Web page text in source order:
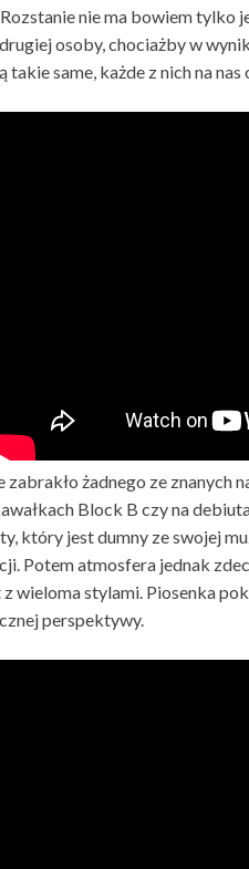
nie ma bowiem tylko
osoby, chociażby w
takie same, każde z nich na
zabrakło żadnego ze znanych
Block B czy na
który jest dumny ze swojej
Potem atmosfera jednak
wieloma stylami. Piosenka
perspektywy.